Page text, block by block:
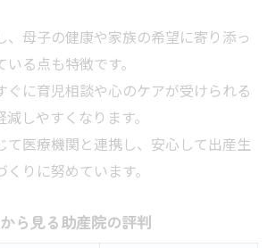
、母子の健康や家族の希望に寄り添っ
る点も特徴です。
ぐに育児相談や心のケアが受けられる
しやすくなります。
て医療機関と連携し、安心して出産生
りに努めています。
ら見る助産院の評判